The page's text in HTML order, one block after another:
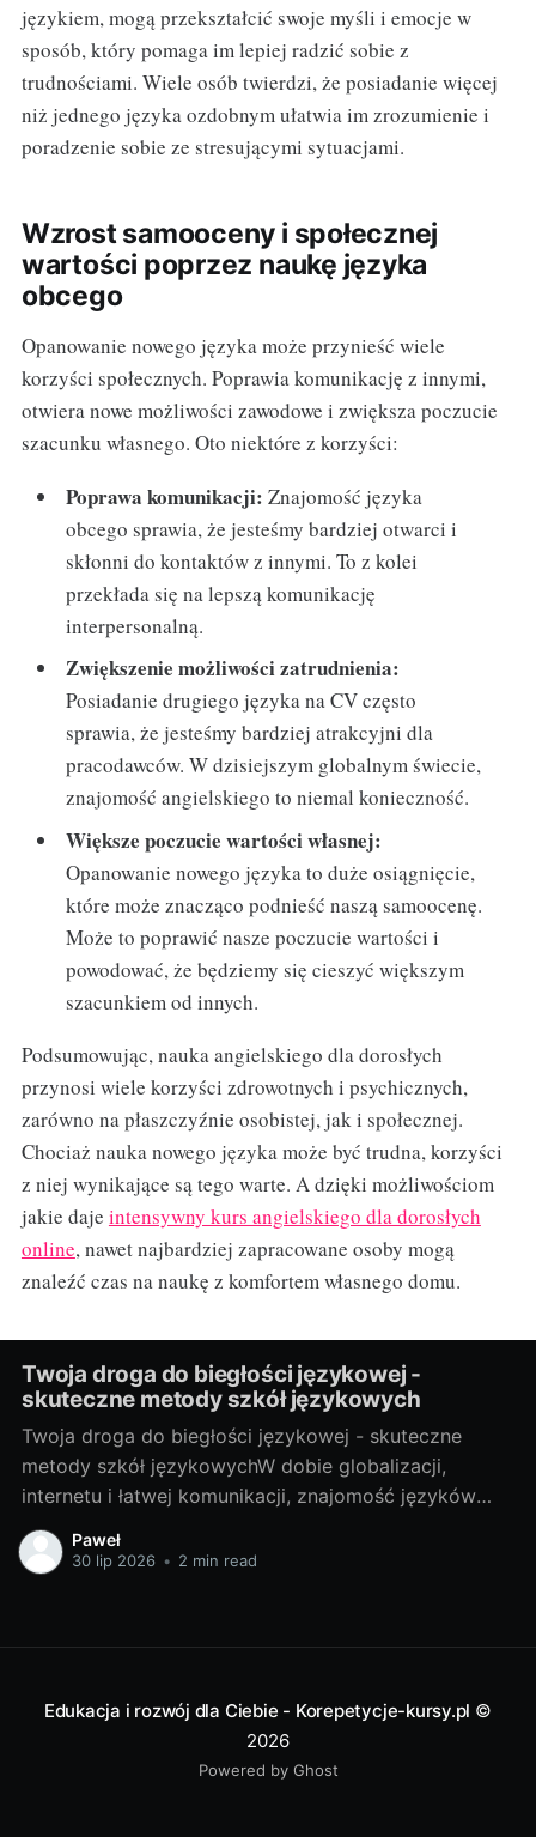
językiem, mogą przekształcić swoje myśli i emocje w
sposób, który pomaga im lepiej radzić sobie z
trudnościami. Wiele osób twierdzi, że posiadanie więcej
niż jednego języka ozdobnym ułatwia im zrozumienie i
poradzenie sobie ze stresującymi sytuacjami.
Wzrost samooceny i społecznej
wartości poprzez naukę języka
obcego
Opanowanie nowego języka może przynieść wiele
korzyści społecznych. Poprawia komunikację z innymi,
otwiera nowe możliwości zawodowe i zwiększa poczucie
szacunku własnego. Oto niektóre z korzyści:
Poprawa komunikacji: Znajomość języka
obcego sprawia, że jesteśmy bardziej otwarci i
skłonni do kontaktów z innymi. To z kolei
przekłada się na lepszą komunikację
interpersonalną.
Zwiększenie możliwości zatrudnienia:
Posiadanie drugiego języka na CV często
sprawia, że jesteśmy bardziej atrakcyjni dla
pracodawców. W dzisiejszym globalnym świecie,
znajomość angielskiego to niemal konieczność.
Większe poczucie wartości własnej:
Opanowanie nowego języka to duże osiągnięcie,
które może znacząco podnieść naszą samoocenę.
Może to poprawić nasze poczucie wartości i
powodować, że będziemy się cieszyć większym
szacunkiem od innych.
Podsumowując, nauka angielskiego dla dorosłych
przynosi wiele korzyści zdrowotnych i psychicznych,
zarówno na płaszczyźnie osobistej, jak i społecznej.
Chociaż nauka nowego języka może być trudna, korzyści
z niej wynikające są tego warte. A dzięki możliwościom
jakie daje intensywny kurs angielskiego dla dorosłych
online, nawet najbardziej zapracowane osoby mogą
znaleźć czas na naukę z komfortem własnego domu.
Twoja droga do biegłości językowej -
skuteczne metody szkół językowych
Twoja droga do biegłości językowej - skuteczne
metody szkół językowychW dobie globalizacji,
internetu i łatwej komunikacji, znajomość języków
obcych stała się prawie koniecznością. Bez względu
na to, czy potrzebujesz go do pracy, do podróży, czy
dlatego
Paweł
30 lip 2026 • 2 min read
Edukacja i rozwój dla Ciebie - Korepetycje-kursy.pl ©
2026
Powered by Ghost